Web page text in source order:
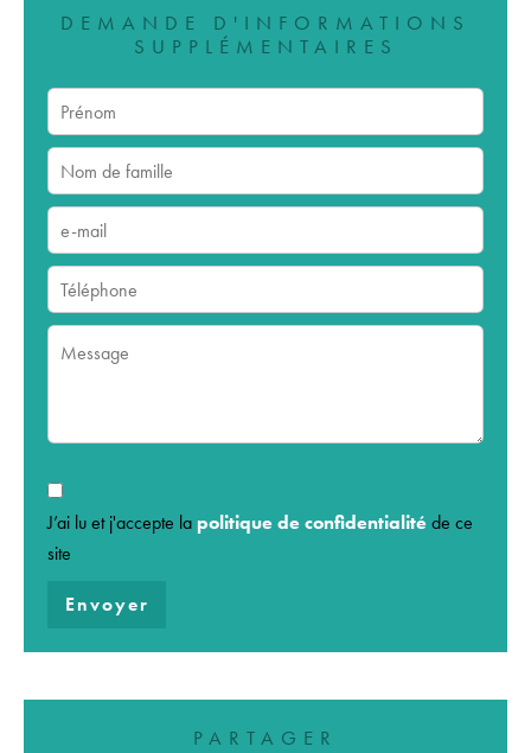
DEMANDE D'INFORMATIONS
SUPPLÉMENTAIRES
J’ai lu et j'accepte la politique de confidentialité de ce
site
Envoyer
PARTAGER